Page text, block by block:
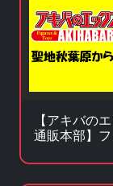
【アキバの
通販本部】フ
ッズがアキ
買える！